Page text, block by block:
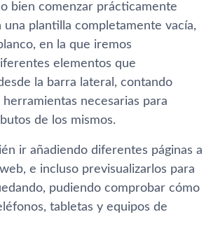
bien comenzar prácticamente
plantilla completamente vacía,
en la que iremos
elementos que
la barra lateral, contando
herramientas necesarias para
de los mismos.
ir añadiendo diferentes páginas a
e incluso previsualizarlos para
pudiendo comprobar cómo
tabletas y equipos de